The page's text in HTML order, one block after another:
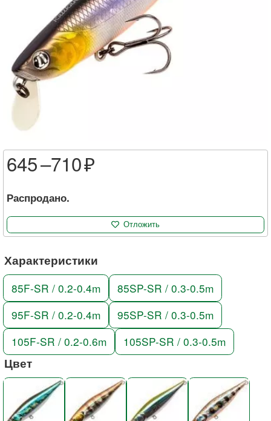
Характеристики
85F-SR / 0.2-0.4m
85SP-SR / 0.3-0.5m
95F-SR / 0.2-0.4m
95SP-SR / 0.3-0.5m
105F-SR / 0.2-0.6m
105SP-SR / 0.3-0.5m
Цвет
645 –710
Распродано.
Отложить